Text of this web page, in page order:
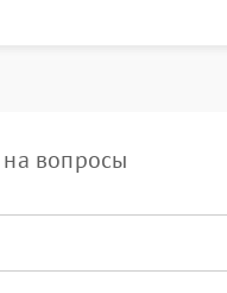
на вопросы